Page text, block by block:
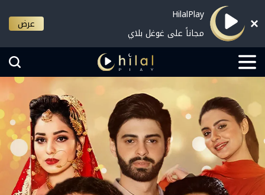
HilalPlay
مجاناً على غوغل بلاي
عرض